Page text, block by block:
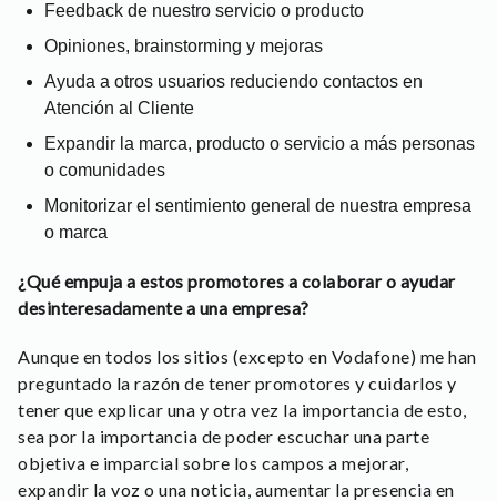
Feedback de nuestro servicio o producto
Opiniones, brainstorming y mejoras
Ayuda a otros usuarios reduciendo contactos en
Atención al Cliente
Expandir la marca, producto o servicio a más personas
o comunidades
Monitorizar el sentimiento general de nuestra empresa
o marca
¿Qué empuja a estos promotores a colaborar o ayudar
desinteresadamente a una empresa?
Aunque en todos los sitios (excepto en Vodafone) me han
preguntado la razón de tener promotores y cuidarlos y
tener que explicar una y otra vez la importancia de esto,
sea por la importancia de poder escuchar una parte
objetiva e imparcial sobre los campos a mejorar,
expandir la voz o una noticia, aumentar la presencia en